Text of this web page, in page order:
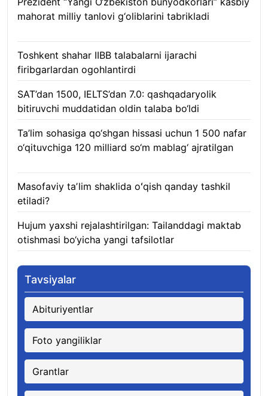
mahorat milliy tanlovi g‘oliblarini tabrikladi
Toshkent shahar IIBB talabalarni ijarachi
firibgarlardan ogohlantirdi
SAT’dan 1500, IELTS’dan 7.0: qashqadaryolik
bitiruvchi muddatidan oldin talaba bo‘ldi
Ta’lim sohasiga qo‘shgan hissasi uchun 1 500 nafar
o‘qituvchiga 120 milliard so‘m mablag‘ ajratilgan
Masofaviy taʼlim shaklida oʻqish qanday tashkil
etiladi?
Hujum yaxshi rejalashtirilgan: Tailanddagi maktab
otishmasi bo‘yicha yangi tafsilotlar
Tavsiyalar
Abituriyentlar
Foto yangiliklar
Grantlar